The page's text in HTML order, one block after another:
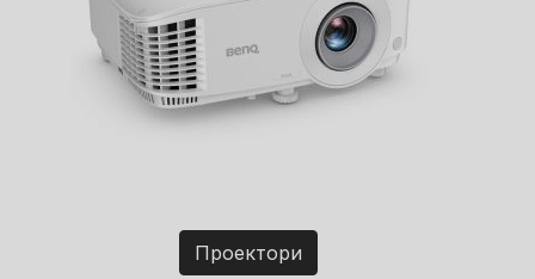
Проектори